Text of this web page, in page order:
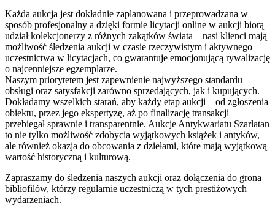
Każda aukcja jest dokładnie zaplanowana i przeprowadzana w
sposób profesjonalny a dzięki formie licytacji online w aukcji biorą
udział kolekcjonerzy z różnych zakątków świata – nasi klienci mają
możliwość śledzenia aukcji w czasie rzeczywistym i aktywnego
uczestnictwa w licytacjach, co gwarantuje emocjonującą rywalizację
o najcenniejsze egzemplarze.
Naszym priorytetem jest zapewnienie najwyższego standardu
obsługi oraz satysfakcji zarówno sprzedających, jak i kupujących.
Dokładamy wszelkich starań, aby każdy etap aukcji – od zgłoszenia
obiektu, przez jego ekspertyzę, aż po finalizację transakcji –
przebiegał sprawnie i transparentnie. Aukcje Antykwariatu Szarlatan
to nie tylko możliwość zdobycia wyjątkowych książek i antyków,
ale również okazja do obcowania z dziełami, które mają wyjątkową
wartość historyczną i kulturową.
Zapraszamy do śledzenia naszych aukcji oraz dołączenia do grona
bibliofilów, którzy regularnie uczestniczą w tych prestiżowych
wydarzeniach.